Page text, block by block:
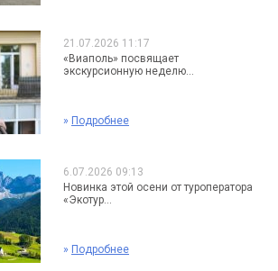
21.07.2026 11:17
«Виаполь» посвящает
экскурсионную неделю...
» Подробнее
6.07.2026 09:13
Новинка этой осени от туроператора
«Экотур...
» Подробнее